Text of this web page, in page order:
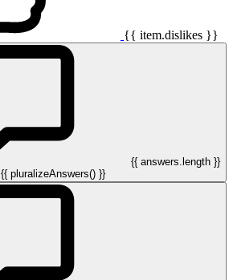
{{ item.dislikes }}
{{ answers.length }}
{{ pluralizeAnswers() }}